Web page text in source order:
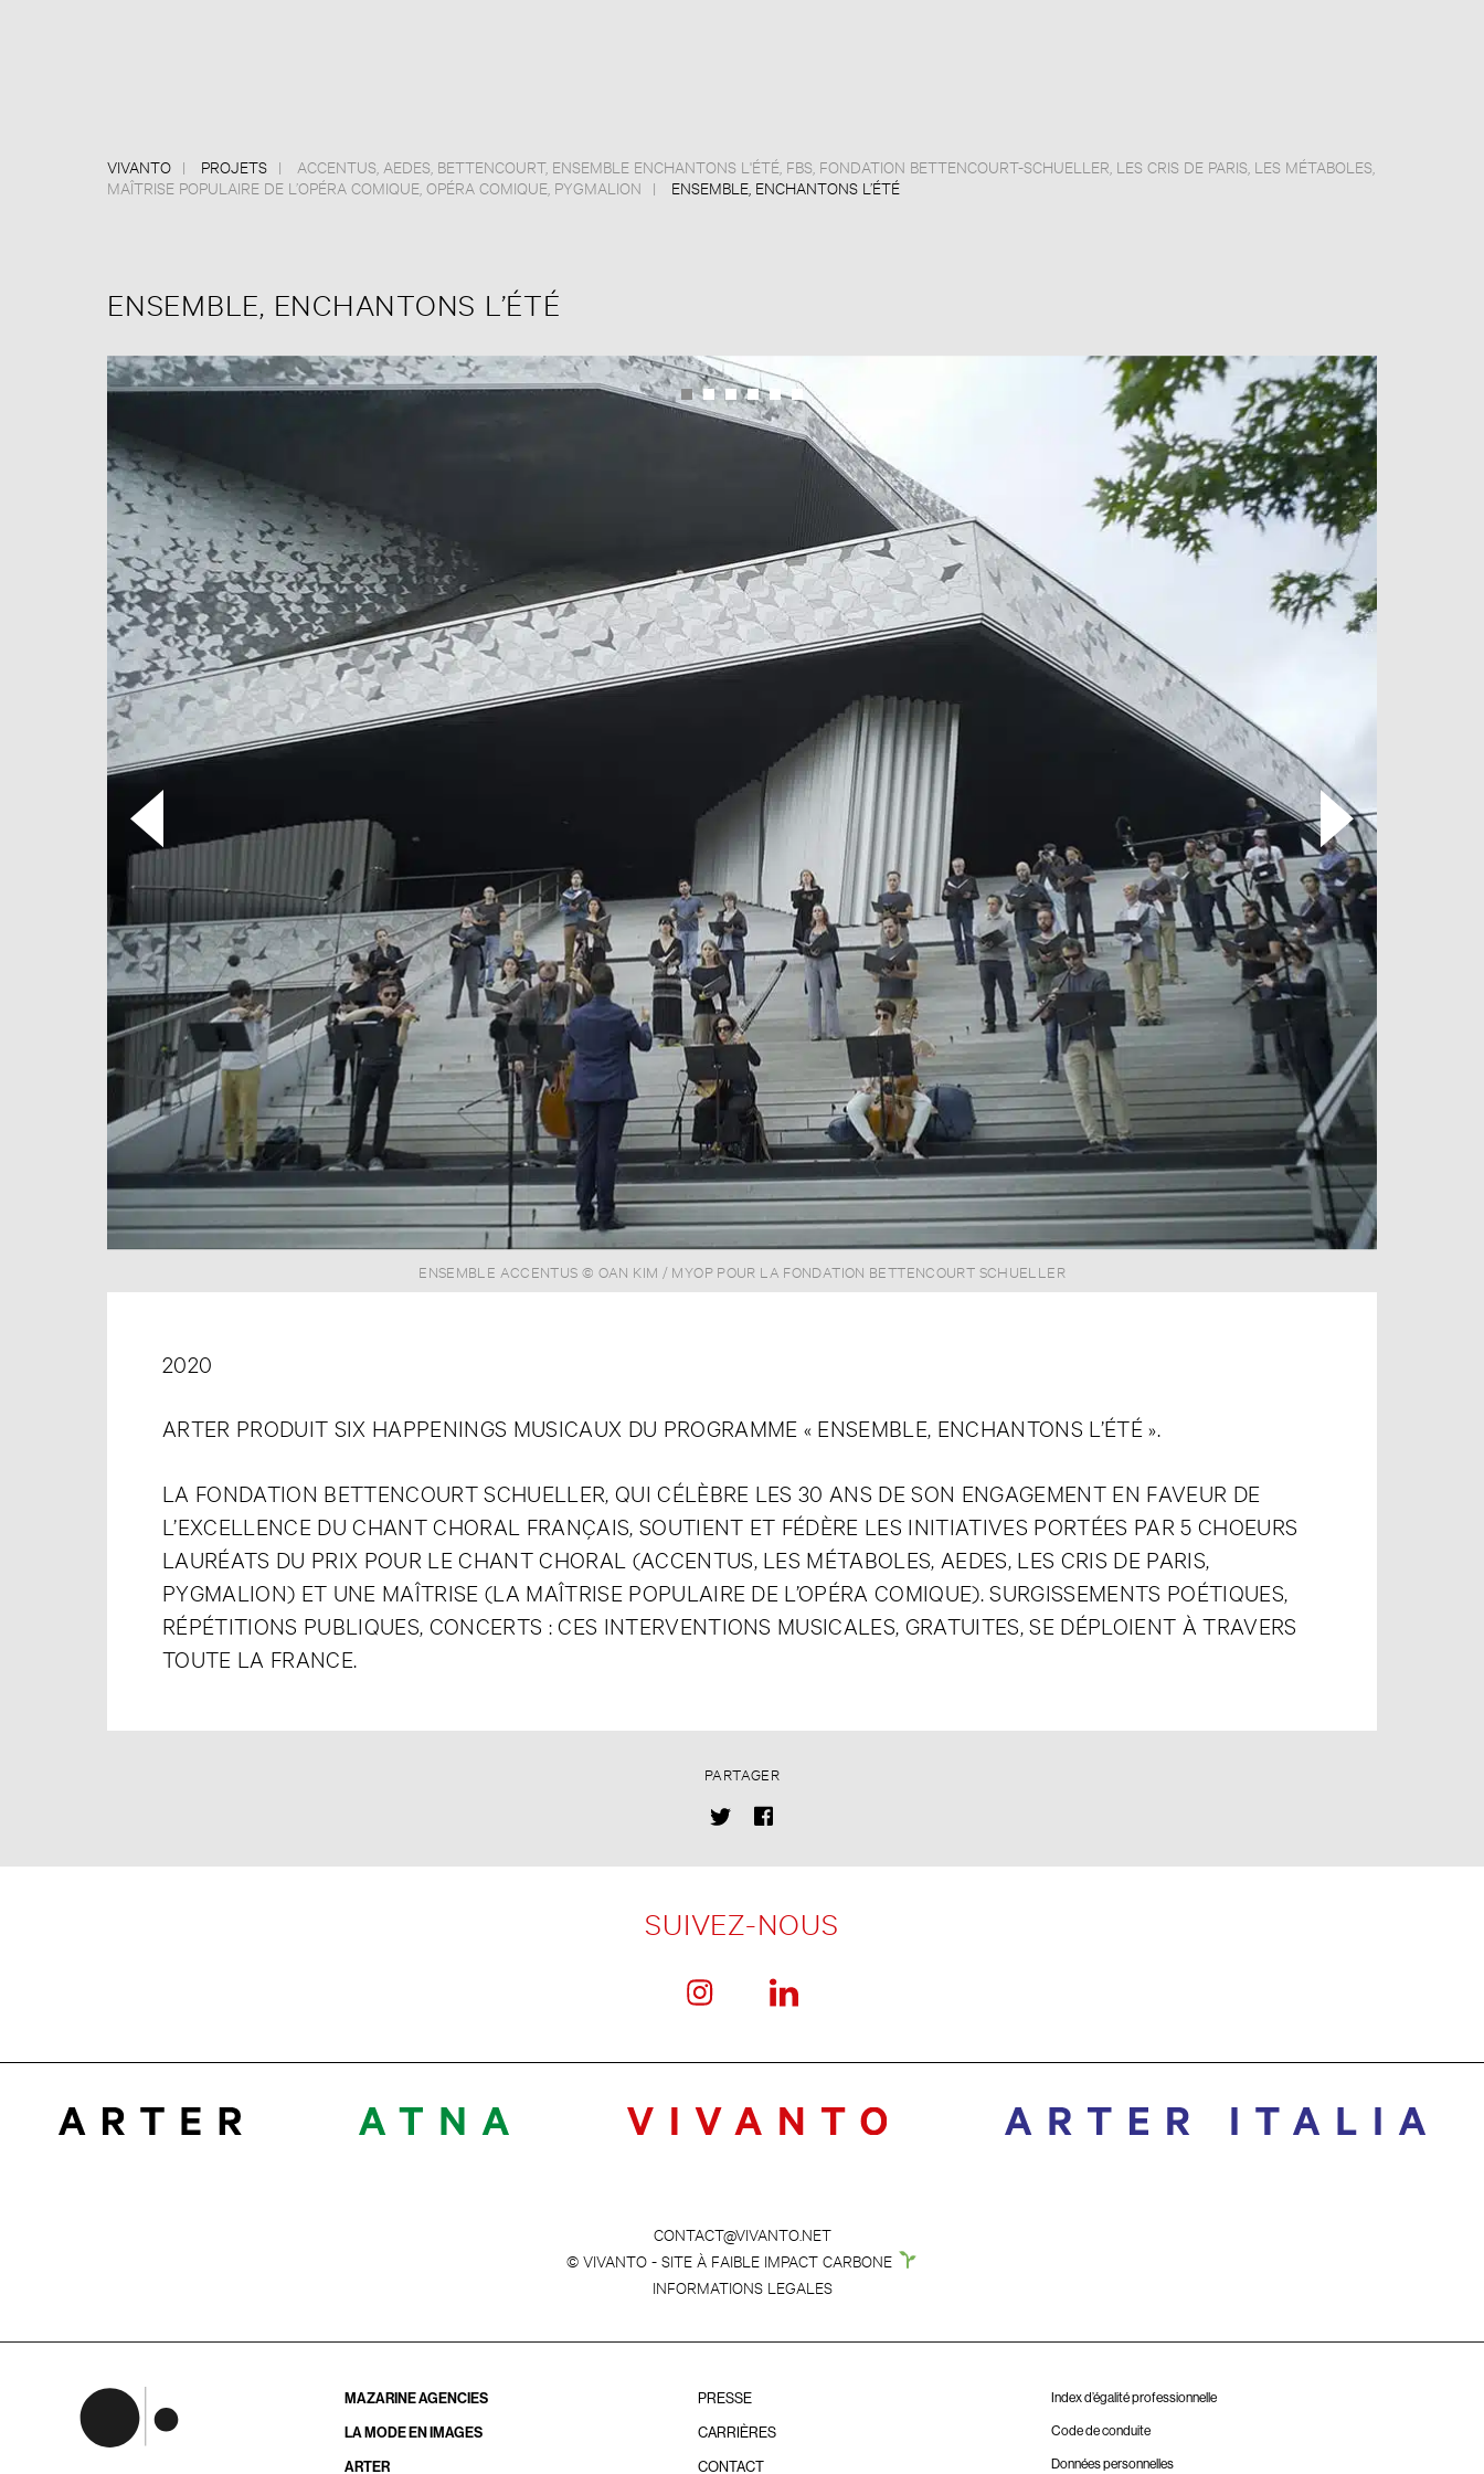
VIVANTO PROJETS ACCENTUS AEDES BETTENCOURT, ENSEMBLE ENCHANTONS L'ÉTÉ FBS FONDATION BETTENCOURT-SCHUELLER LES CRIS DE PARIS LES MÉTABOLES
MAÎTRISE POPULAIRE DE L’OPÉRA COMIQUE OPÉRA COMIQUE PYGMALION ENSEMBLE, ENCHANTONS L’ÉTÉ
ENSEMBLE, ENCHANTONS L’ÉTÉ
ENSEMBLE ACCENTUS © OAN KIM / MYOP POUR LA FONDATION BETTENCOURT SCHUELLER
ENSEMBLE PYGMALION © ULRICH LEBEUF / MYOP POUR LA FONDATION BETTENCOURT SCHUELLER
2020
ARTER PRODUIT SIX HAPPENINGS MUSICAUX DU PROGRAMME « ENSEMBLE, ENCHANTONS L’ÉTÉ »⁣.
LA FONDATION BETTENCOURT SCHUELLER, QUI CÉLÈBRE LES 30 ANS DE SON ENGAGEMENT EN FAVEUR DE
L’EXCELLENCE DU CHANT CHORAL FRANÇAIS, SOUTIENT ET FÉDÈRE LES INITIATIVES PORTÉES PAR 5 CHOEURS
LAURÉATS DU PRIX POUR LE CHANT CHORAL (ACCENTUS, LES MÉTABOLES, AEDES, LES CRIS DE PARIS,
PYGMALION) ET UNE MAÎTRISE (LA MAÎTRISE POPULAIRE DE L’OPÉRA COMIQUE). SURGISSEMENTS POÉTIQUES,
RÉPÉTITIONS PUBLIQUES, CONCERTS : CES INTERVENTIONS MUSICALES, GRATUITES, SE DÉPLOIENT À TRAVERS
TOUTE LA FRANCE.
PARTAGER
SUIVEZ-NOUS
CONTACT@VIVANTO.NET
© VIVANTO - SITE À FAIBLE IMPACT CARBONE
INFORMATIONS LEGALES
MAZARINE AGENCIES
LA MODE EN IMAGES
ARTER
PRESSE
CARRIÈRES
CONTACT
Index d’égalité professionnelle
Code de conduite
Données personnelles